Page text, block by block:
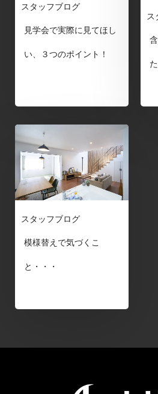
スタッフブログ
見学会で実際に見てほし
い、３つのポイント！
ス
た
スタッフブログ
模様替えで気づくこ
と・・・